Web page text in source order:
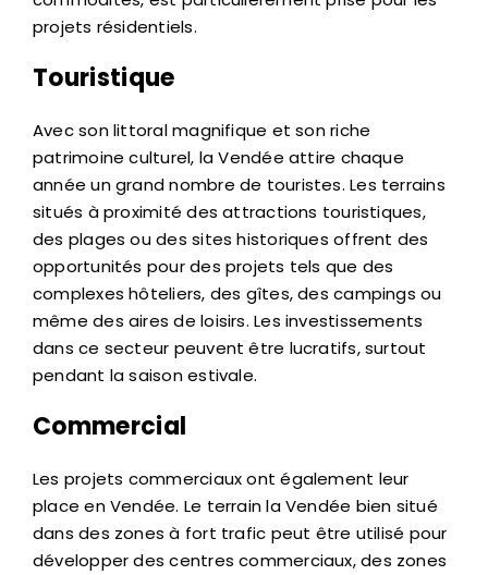
projets résidentiels.
Touristique
Avec son littoral magnifique et son riche
patrimoine culturel, la Vendée attire chaque
année un grand nombre de touristes. Les terrains
situés à proximité des attractions touristiques,
des plages ou des sites historiques offrent des
opportunités pour des projets tels que des
complexes hôteliers, des gîtes, des campings ou
même des aires de loisirs. Les investissements
dans ce secteur peuvent être lucratifs, surtout
pendant la saison estivale.
Commercial
Les projets commerciaux ont également leur
place en Vendée. Le terrain la Vendée bien situé
dans des zones à fort trafic peut être utilisé pour
développer des centres commerciaux, des zones